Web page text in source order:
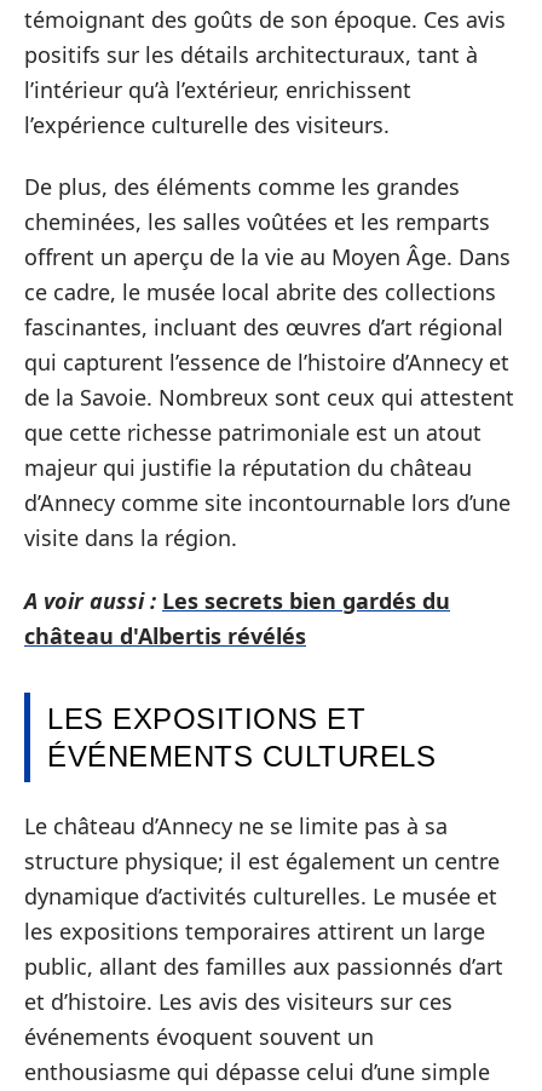
témoignant des goûts de son époque. Ces avis
positifs sur les détails architecturaux, tant à
l’intérieur qu’à l’extérieur, enrichissent
l’expérience culturelle des visiteurs.
De plus, des éléments comme les grandes
cheminées, les salles voûtées et les remparts
offrent un aperçu de la vie au Moyen Âge. Dans
ce cadre, le musée local abrite des collections
fascinantes, incluant des œuvres d’art régional
qui capturent l’essence de l’histoire d’Annecy et
de la Savoie. Nombreux sont ceux qui attestent
que cette richesse patrimoniale est un atout
majeur qui justifie la réputation du château
d’Annecy comme site incontournable lors d’une
visite dans la région.
A voir aussi : Les secrets bien gardés du
château d'Albertis révélés
LES EXPOSITIONS ET
ÉVÉNEMENTS CULTURELS
Le château d’Annecy ne se limite pas à sa
structure physique; il est également un centre
dynamique d’activités culturelles. Le musée et
les expositions temporaires attirent un large
public, allant des familles aux passionnés d’art
et d’histoire. Les avis des visiteurs sur ces
événements évoquent souvent un
enthousiasme qui dépasse celui d’une simple